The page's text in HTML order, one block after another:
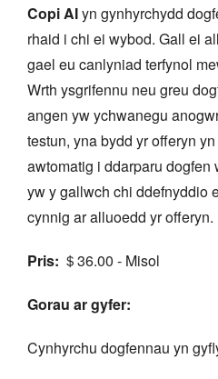
Copi AIyn gynhyrchydd
rhaid i chi ei wybod. Gall ei
gael eu canlyniad terfynol
Wrth ysgrifennu neu greu
angen yw ychwanegu
testun, yna bydd yr offeryn
awtomatig i ddarparu dogfen
yw y gallwch chi ddefnyddio
cynnig ar alluoedd yr offeryn.
Pris: ＄36.00 - Misol
Gorau ar gyfer:
Cynhyrchu dogfennau yn